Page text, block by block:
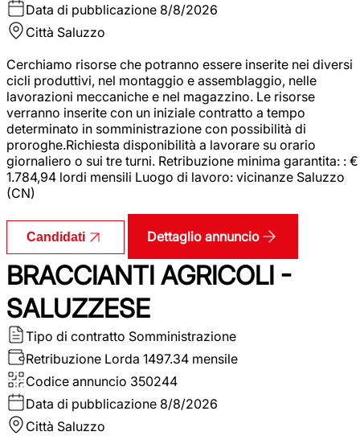
Data di pubblicazione 8/8/2026
Città Saluzzo
Cerchiamo risorse che potranno essere inserite nei diversi
cicli produttivi, nel montaggio e assemblaggio, nelle
lavorazioni meccaniche e nel magazzino. Le risorse
verranno inserite con un iniziale contratto a tempo
determinato in somministrazione con possibilità di
proroghe.Richiesta disponibilità a lavorare su orario
giornaliero o sui tre turni. Retribuzione minima garantita: : €
1.784,94 lordi mensili Luogo di lavoro: vicinanze Saluzzo
(CN)
Candidati Dettaglio annuncio
BRACCIANTI AGRICOLI -
SALUZZESE
Tipo di contratto Somministrazione
Retribuzione Lorda 1497.34 mensile
Codice annuncio 350244
Data di pubblicazione 8/8/2026
Città Saluzzo